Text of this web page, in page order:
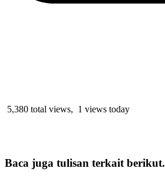
5,380 total views, 1 views today
Baca juga tulisan terkait berikut.